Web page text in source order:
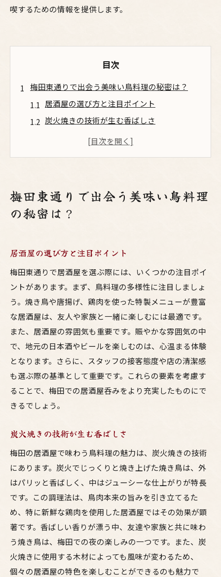
喫するための情報を提供します。
目次
梅田東通りで出会う美味い鳥料理の秘密は？
居酒屋の選び方と注目ポイント
炭火焼きの技術が生む香ばしさ
新鮮な食材がもたらす深い味わい
居酒屋で楽しむ絶品鳥料理と地元産の日本酒の
魅力
鳥料理の味を引き立てる日本酒の選び方
ペアリングの基本ルールとおすすめの組み
合わせ
季節ごとの日本酒と楽しむ鳥料理
居酒屋でのテイスティング体験
プロが教える日本酒と鳥料理のマリアージ
ュ
友達と呑みながら楽しむ梅田の夜を満喫する方
法
居酒屋でのおすすめメニューをシェア
方
予算内で楽しむ居酒屋選びのコツ
友達と共有する美味しい瞬間
新しい居酒屋を開拓する楽しみ方
梅田で家族と過ごす心温まる鳥料理の夜
家族で楽しめる居酒屋の選び方
子供も嬉しいメニューとは
家族向けの個室や座敷の利用法
梅田東通りで出会う美味い鳥料理
の秘密は？
居酒屋の選び方と注目ポイント
梅田東通りで居酒屋を選ぶ際には、いくつかの注目ポイ
ントがあります。まず、鳥料理の多様性に注目しましょ
う。焼き鳥や唐揚げ、鶏肉を使った特製メニューが豊富
な居酒屋は、友人や家族と一緒に楽しむには最適です。
また、居酒屋の雰囲気も重要です。賑やかな雰囲気の中
で、地元の日本酒やビールを楽しむのは、心温まる体験
となります。さらに、スタッフの接客態度や店の清潔感
も選ぶ際の基準として重要です。これらの要素を考慮す
ることで、梅田での居酒屋呑みをより充実したものにで
きるでしょう。
炭火焼きの技術が生む香ばしさ
梅田の居酒屋で味わう鳥料理の魅力は、炭火焼きの技術
にあります。炭火でじっくりと焼き上げた焼き鳥は、外
はパリッと香ばしく、中はジューシーな仕上がりが特長
です。この調理法は、鳥肉本来の旨みを引き立てるた
め、特に新鮮な鶏肉を使用した居酒屋ではその効果が顕
著です。香ばしい香りが漂う中、友達や家族と共に味わ
う焼き鳥は、梅田での夜の楽しみの一つです。また、炭
火焼きに使用する木材によっても風味が変わるため、
個々の居酒屋の特色を楽しむことができるのも魅力で